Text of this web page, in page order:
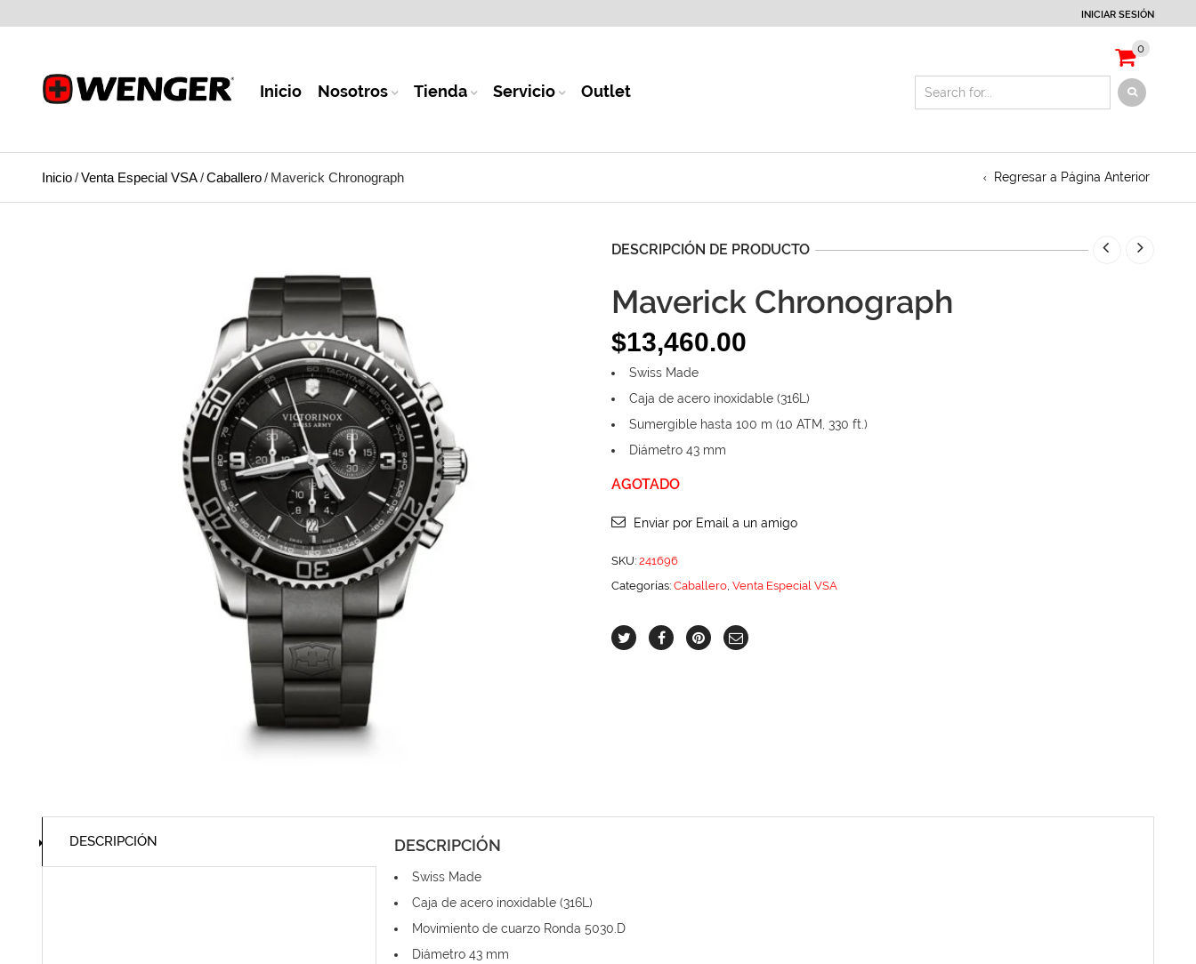
INICIAR SESIÓN
Inicio Nosotros Tienda Servicio Outlet
0
Inicio/Venta Especial VSA/Caballero/ Maverick Chronograph Regresar a Página Anterior
DESCRIPCIÓN DE PRODUCTO
Maverick Chronograph
$13,460.00
Swiss Made
Caja de acero inoxidable (316L)
Sumergible hasta 100 m (10 ATM, 330 ft.)
Diámetro 43 mm
AGOTADO
Enviar por Email a un amigo
SKU: 241696
Categorías: Caballero, Venta Especial VSA
DESCRIPCIÓN DESCRIPCIÓN
Swiss Made
Caja de acero inoxidable (316L)
Movimiento de cuarzo Ronda 5030.D
Diámetro 43 mm